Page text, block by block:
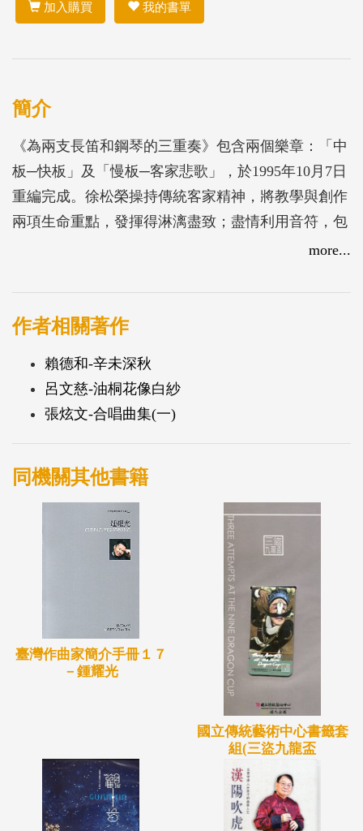
加入購買 我的書單
簡介
《為兩支長笛和鋼琴的三重奏》包含兩個樂章：「中
板─快板」及「慢板─客家悲歌」，於1995年10月7日
重編完成。徐松榮操持傳統客家精神，將教學與創作
兩項生命重點，發揮得淋漓盡致；盡情利用音符，包
裹對客家音樂的愛護與對未來的企盼。雖然此作屬於
仍可隨處見到巧妙融入其中的客家音樂特色、語法與
結構。
more...
作者相關著作
賴德和-辛未深秋
呂文慈-油桐花像白紗
張炫文-合唱曲集(一)
同機關其他書籍
臺灣作曲家簡介手冊１７
－鍾耀光
國立傳統藝術中心書籤套
組(三盜九龍盃